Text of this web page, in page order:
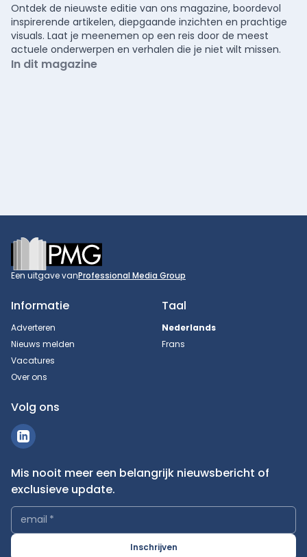
Ontdek de nieuwste editie van ons magazine, boordevol
inspirerende artikelen, diepgaande inzichten en prachtige
visuals. Laat je meenemen op een reis door de meest
actuele onderwerpen en verhalen die je niet wilt missen.
In dit magazine
Footer
Een uitgave vanProfessional Media Group
Informatie
Adverteren
Nieuws melden
Vacatures
Over ons
Taal
Nederlands
Frans
Volg ons
Mis nooit meer een belangrijk nieuwsbericht of
exclusieve update.
email *
Inschrijven